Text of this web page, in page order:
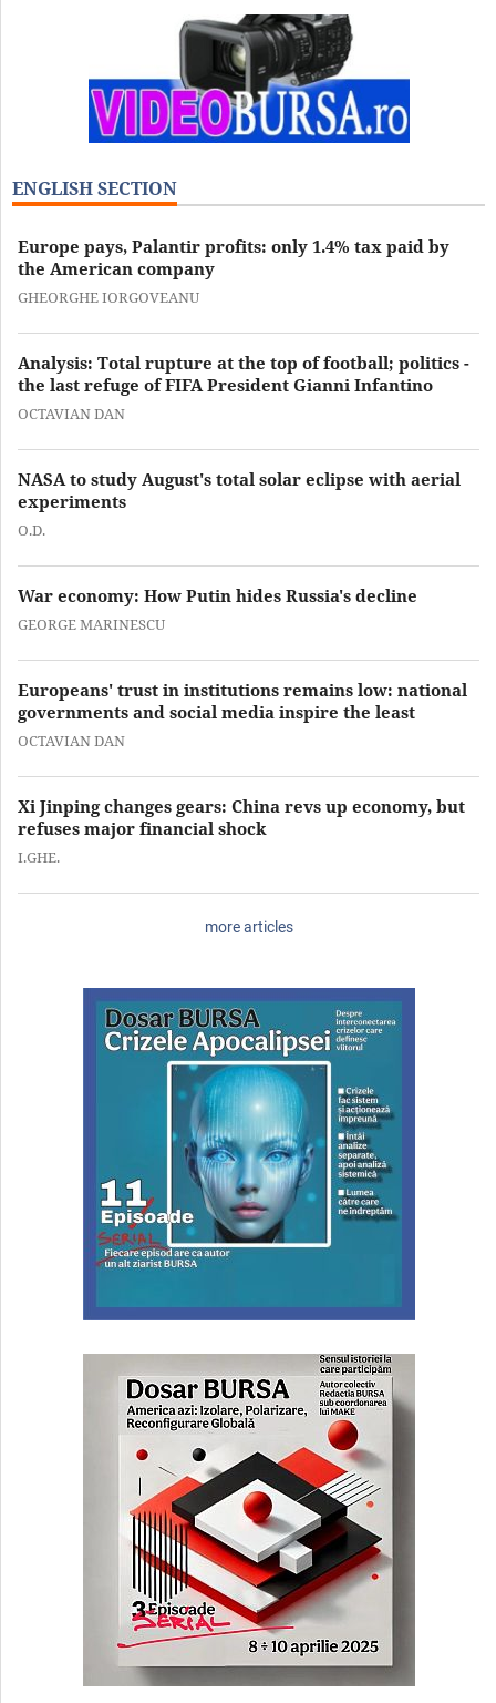
ENGLISH SECTION
Europe pays, Palantir profits: only 1.4% tax paid by
the American company
GHEORGHE IORGOVEANU
Analysis: Total rupture at the top of football; politics -
the last refuge of FIFA President Gianni Infantino
OCTAVIAN DAN
NASA to study August's total solar eclipse with aerial
experiments
O.D.
War economy: How Putin hides Russia's decline
GEORGE MARINESCU
Europeans' trust in institutions remains low: national
governments and social media inspire the least
OCTAVIAN DAN
Xi Jinping changes gears: China revs up economy, but
refuses major financial shock
I.GHE.
more articles